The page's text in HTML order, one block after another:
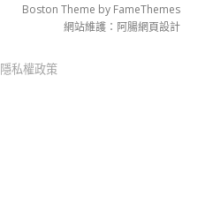
Boston Theme by FameThemes
網站維護： 阿腸網頁設計
隱私權政策